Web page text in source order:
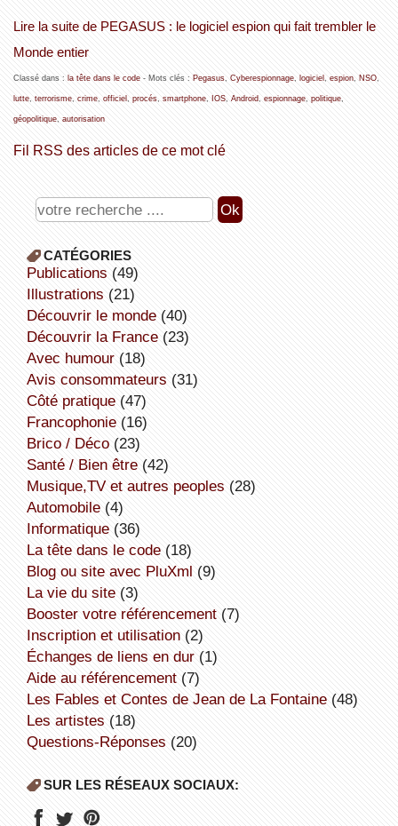
Lire la suite de PEGASUS : le logiciel espion qui fait trembler le
Monde entier
Classé dans : la tête dans le code- Mots clés : Pegasus, Cyberespionnage, logiciel espion, NSO,
lutte, terrorisme, crime, officiel procés, smartphone, IOS, Android espionnage, politique,
géopolitique, autorisation
Fil RSS des articles de ce mot clé
CATÉGORIES
publications (49)
illustrations (21)
découvrir le monde(40)
découvrir la France(23)
avec humour(18)
avis consommateurs (31)
côté pratique(47)
Francophonie(16)
Brico / Déco(23)
Santé / Bien être(42)
Musique,TV et autres peoples (28)
Automobile(4)
informatique(36)
la tête dans le code(18)
Blog ou site avec PluXml (9)
la vie du site(3)
booster votre référencement(7)
inscription et utilisation(2)
échanges de liens en dur(1)
aide au référencement(7)
Les Fables et Contes de Jean de La Fontaine(48)
Les artistes (18)
Questions-Réponses (20)
SUR LES RÉSEAUX SOCIAUX: